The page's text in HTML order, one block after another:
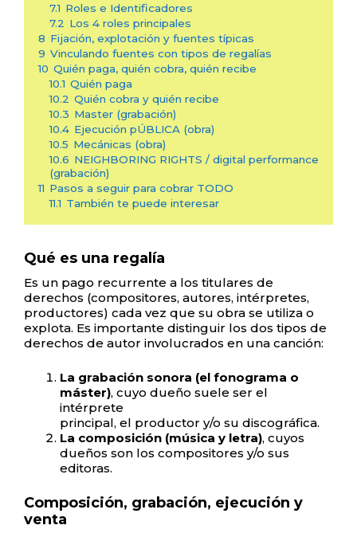
7.1 Roles e Identificadores
7.2 Los 4 roles principales
8 Fijación, explotación y fuentes típicas
9 Vinculando fuentes con tipos de regalías
10 Quién paga, quién cobra, quién recibe
10.1 Quién paga
10.2 Quién cobra y quién recibe
10.3 Master (grabación)
10.4 Ejecución pÚBLICA (obra)
10.5 Mecánicas (obra)
10.6 NEIGHBORING RIGHTS / digital performance
(grabación)
11 Pasos a seguir para cobrar TODO
11.1 También te puede interesar
Qué es una regalía
Es un pago recurrente a los titulares de
derechos (compositores, autores, intérpretes,
productores) cada vez que su obra se utiliza o
explota. Es importante distinguir los dos tipos de
derechos de autor involucrados en una canción:
La grabación sonora (el fonograma o
máster), cuyo dueño suele ser el
intérprete
principal, el productor y/o su discográfica.
La composición (música y letra), cuyos
dueños son los compositores y/o sus
editoras.
Composición, grabación, ejecución y
venta